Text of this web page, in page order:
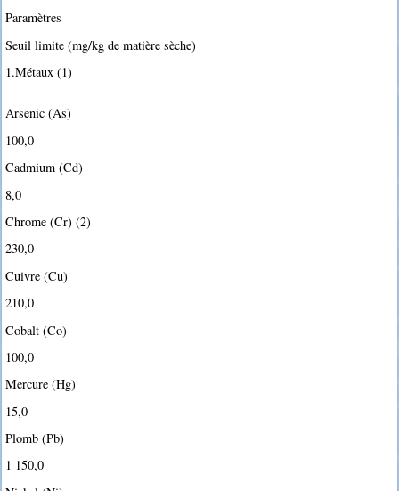
Paramètres
Seuil limite (mg/kg de matière sèche)
1.Métaux (1)
Arsenic (As)
100,0
Cadmium (Cd)
8,0
Chrome (Cr) (2)
230,0
Cuivre (Cu)
210,0
Cobalt (Co)
100,0
Mercure (Hg)
15,0
Plomb (Pb)
1 150,0